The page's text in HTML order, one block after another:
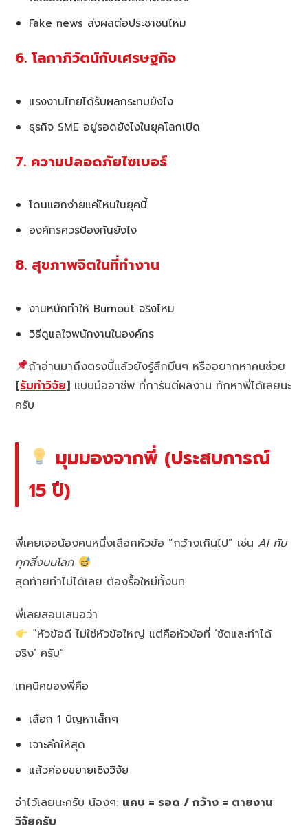
Fake news ส่งผลต่อประชาชนไหม
6. โลกาภิวัตน์กับเศรษฐกิจ
แรงงานไทยได้รับผลกระทบยังไง
ธุรกิจ SME อยู่รอดยังไงในยุคโลกเปิด
7. ความปลอดภัยไซเบอร์
โดนแฮกง่ายแค่ไหนในยุคนี้
องค์กรควรป้องกันยังไง
8. สุขภาพจิตในที่ทำงาน
งานหนักทำให้ Burnout จริงไหม
วิธีดูแลใจพนักงานในองค์กร
ถ้าอ่านมาถึงตรงนี้แล้วยังรู้สึกมึนๆ หรืออยากหาคนช่วย
[รับทำวิจัย] แบบมืออาชีพ ที่การันตีผลงาน ทักหาพี่ได้เลยนะ
ครับ
มุมมองจากพี่ (ประสบการณ์
15 ปี)
พี่เคยเจอน้องคนหนึ่งเลือกหัวข้อ “กว้างเกินไป” เช่น AI กับ
ทุกสิ่งบนโลก
สุดท้ายทำไม่ได้เลย ต้องรื้อใหม่ทั้งบท
พี่เลยสอนเสมอว่า
“หัวข้อดี ไม่ใช่หัวข้อใหญ่ แต่คือหัวข้อที่ ‘ชัดและทำได้
จริง’ ครับ”
เทคนิคของพี่คือ
เลือก 1 ปัญหาเล็กๆ
เจาะลึกให้สุด
แล้วค่อยขยายเชิงวิจัย
จำไว้เลยนะครับ น้องๆ: แคบ = รอด / กว้าง = ตายงาน
วิจัยครับ